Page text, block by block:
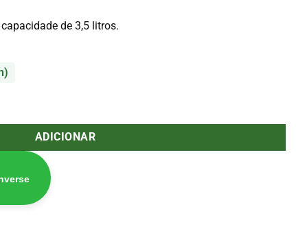
de 3,5 litros.
15x15x20cm (3.5L)
ADICIONAR